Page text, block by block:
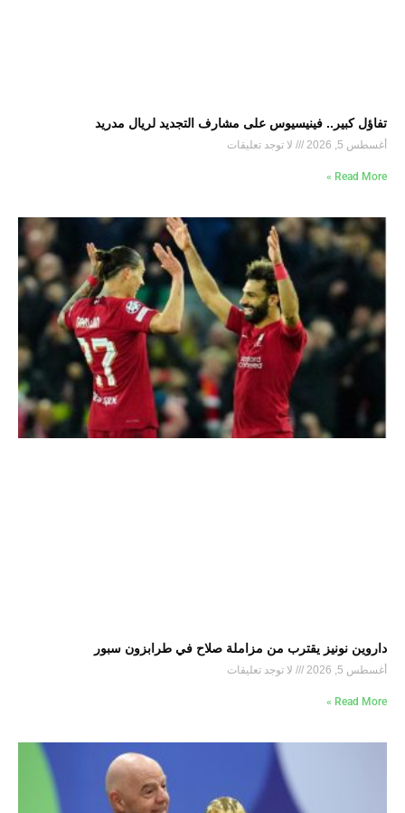
تفاؤل كبير.. فينيسيوس على مشارف التجديد لريال مدريد
أغسطس 5, 2026 لا توجد تعليقات
Read More »
داروين نونيز يقترب من مزاملة صلاح في طرابزون سبور
أغسطس 5, 2026 لا توجد تعليقات
Read More »